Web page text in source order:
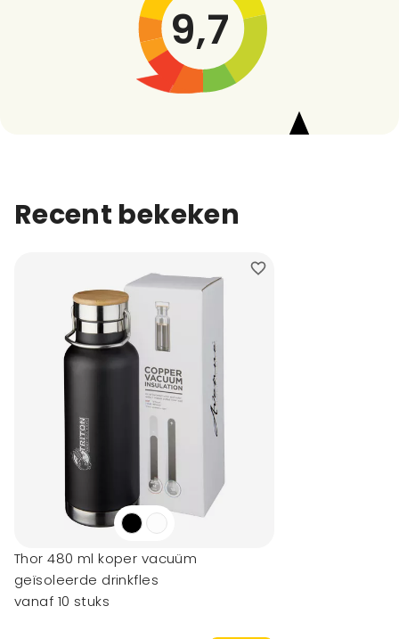
9,7
Recent bekeken
Thor 480 ml koper vacuüm
geïsoleerde drinkfles
vanaf 10 stuks